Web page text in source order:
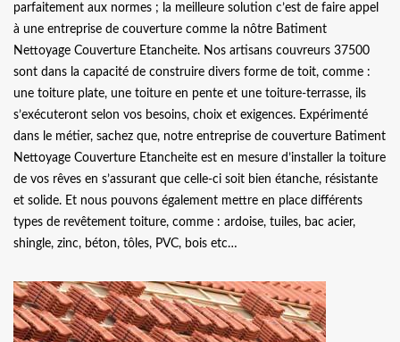
parfaitement aux normes ; la meilleure solution c’est de faire appel
à une entreprise de couverture comme la nôtre Batiment
Nettoyage Couverture Etancheite. Nos artisans couvreurs 37500
sont dans la capacité de construire divers forme de toit, comme :
une toiture plate, une toiture en pente et une toiture-terrasse, ils
s’exécuteront selon vos besoins, choix et exigences. Expérimenté
dans le métier, sachez que, notre entreprise de couverture Batiment
Nettoyage Couverture Etancheite est en mesure d’installer la toiture
de vos rêves en s’assurant que celle-ci soit bien étanche, résistante
et solide. Et nous pouvons également mettre en place différents
types de revêtement toiture, comme : ardoise, tuiles, bac acier,
shingle, zinc, béton, tôles, PVC, bois etc…